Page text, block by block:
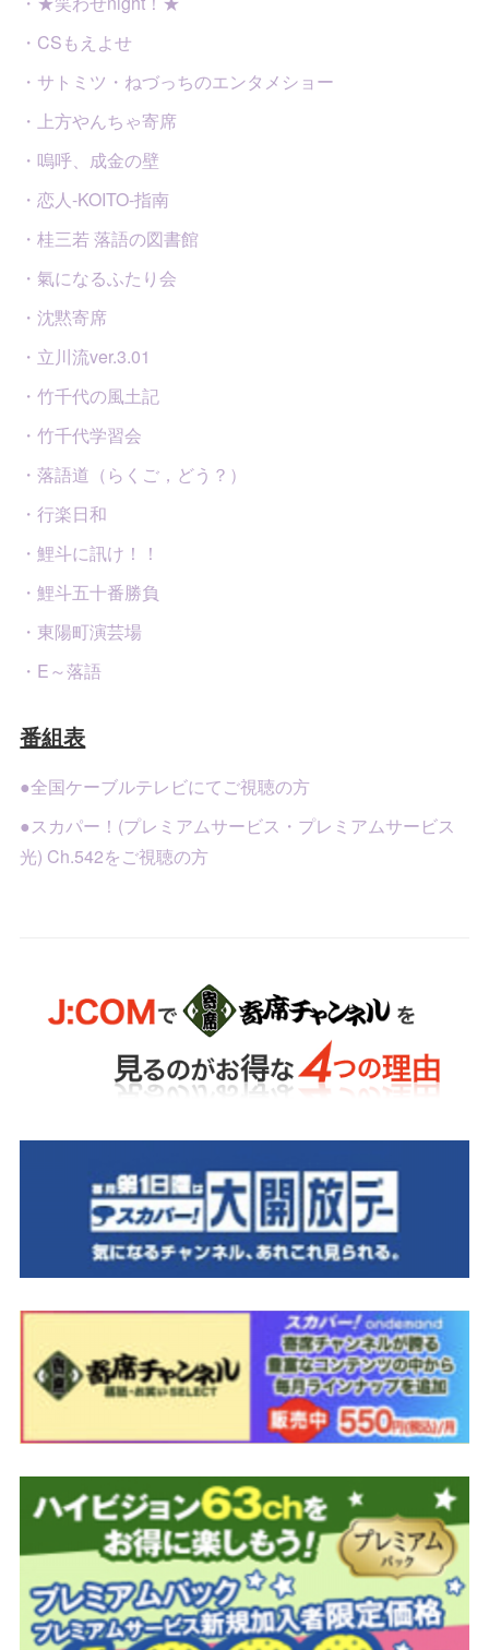
・CSもえよせ
・サトミツ・ねづっちのエンタメショー
・上方やんちゃ寄席
・嗚呼、成金の壁
・恋人-KOITO-指南
・桂三若 落語の図書館
・氣になるふたり会
・沈黙寄席
・立川流ver.3.01
・竹千代の風土記
・竹千代学習会
・落語道（らくご，どう？）
・行楽日和
・鯉斗に訊け！！
・鯉斗五十番勝負
・東陽町演芸場
・E～落語
番組表
●全国ケーブルテレビにてご視聴の方
●スカパー！(プレミアムサービス・プレミアムサービス
光) Ch.542をご視聴の方